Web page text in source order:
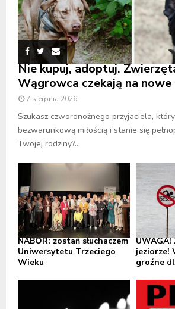
Nie kupuj, adoptuj.
Wągrowca czekają na
7 sierpnia 2026
Szukasz czworonożnego przyjaciela,
bezwarunkową miłością i stanie się
Twojej rodziny?...
NABÓR: zostań słuchaczem
Uniwersytetu Trzeciego
Wieku
UWAGA!
jeziorze!
groźne